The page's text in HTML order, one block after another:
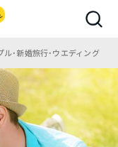
ル・新婚旅行・ウエディング